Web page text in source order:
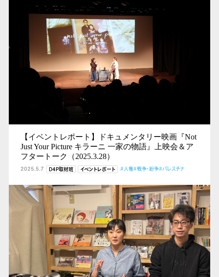
【イベントレポート】ドキュメンタリー映画『Not
Just Your Picture キラーニ 一家の物語』上映会＆ア
フタートーク（2025.3.28）
2025.5.7 D4P取材班 イベントレポート #人権#戦争・紛争#パレスチナ